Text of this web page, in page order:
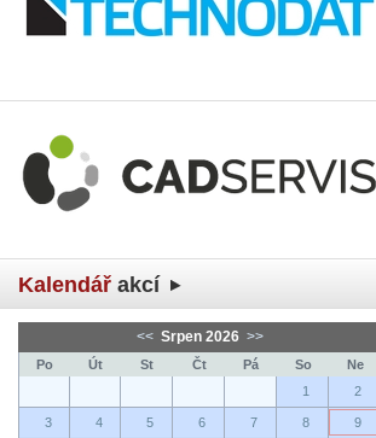
Kalendář akcí
<< Srpen 2026 >>
Po Út St Čt Pá So
Ne
1
2
3 4 5 6 7 8 9